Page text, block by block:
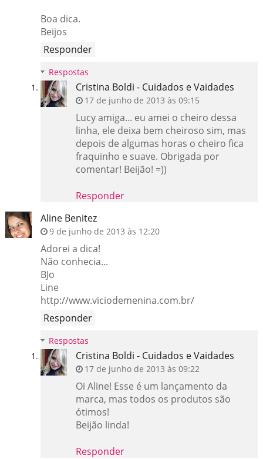
Boa dica.
Beijos
Responder
Respostas
Cristina Boldi - Cuidados e Vaidades
17 de junho de 2013 às 09:15
Lucy amiga... eu amei o cheiro dessa
linha, ele deixa bem cheiroso sim, mas
depois de algumas horas o cheiro fica
fraquinho e suave. Obrigada por
comentar! Beijão! =))
Responder
Aline Benitez
9 de junho de 2013 às 12:20
Adorei a dica!
Não conhecia...
BJo
Line
http://www.viciodemenina.com.br/
Responder
Respostas
Cristina Boldi - Cuidados e Vaidades
17 de junho de 2013 às 09:22
Oi Aline! Esse é um lançamento da
marca, mas todos os produtos são
ótimos!
Beijão linda!
Responder